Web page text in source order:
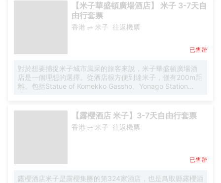
【米子華盛頓廣場酒店】 米子 3-7天自
由行套票
香港 米子 往返機票
已售罄
對於想要捕捉米子城市風采的旅客來說，米子華盛頓廣場酒
店是一個理想的選擇。從酒店很方便到達米子，僅有200m距
離。包括Statue of Komekko Gassho、Yonago Station
多個熱門旅遊景點，包括深田氏庭園、Community Plaza
Hyakkado和公尺子市福市考古資料館，旅客可以將行程安排
的更加緊湊。 倘若您在忙碌的一天後想在自己的客房內放
店的滿意度。酒店設有會議廳，為旅客提供高品質的商務服
務。酒店設有24小時前台諮詢服務，為下榻至此的您提供最
貼心的行程安排。
【露櫻酒店 米子】3-7天自由行套票
香港 米子 往返機票
已售罄
露櫻酒店米子是露櫻集團的第324家酒店，也是鳥取縣露櫻酒